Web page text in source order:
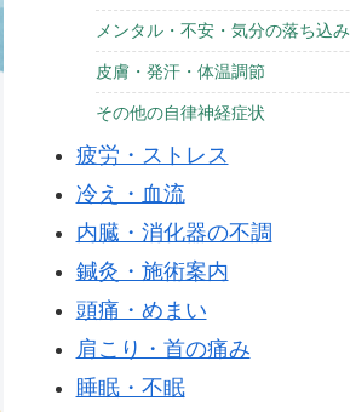
メンタル・不安・気分の落ち込み
皮膚・発汗・体温調節
その他の自律神経症状
疲労・ストレス
冷え・血流
内臓・消化器の不調
鍼灸・施術案内
頭痛・めまい
肩こり・首の痛み
睡眠・不眠